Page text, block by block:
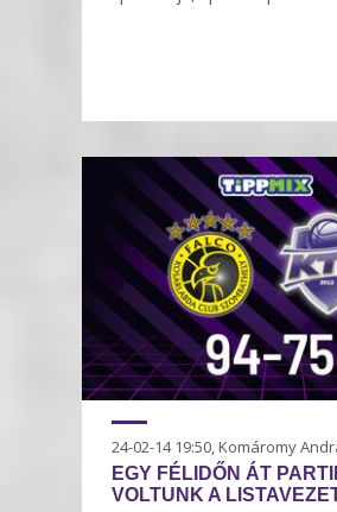
24-02-14 19:50, Komáromy
EGY FÉLIDŐN ÁT
VOLTUNK A